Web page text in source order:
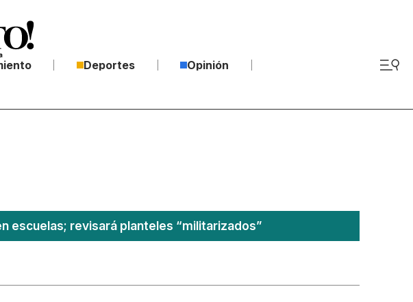
Deportes Opinión
escuelas; revisará planteles “militarizados”